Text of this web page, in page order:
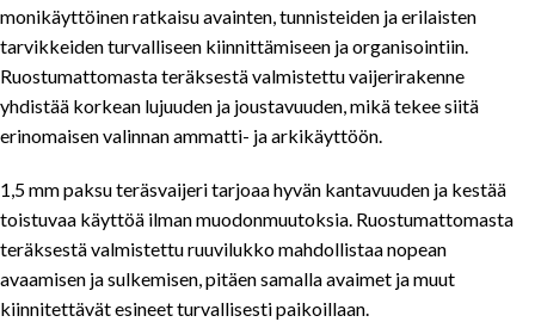
monikäyttöinen ratkaisu avainten, tunnisteiden ja erilaisten
tarvikkeiden turvalliseen kiinnittämiseen ja organisointiin.
Ruostumattomasta teräksestä valmistettu vaijerirakenne
yhdistää korkean lujuuden ja joustavuuden, mikä tekee siitä
erinomaisen valinnan ammatti- ja arkikäyttöön.
1,5 mm paksu teräsvaijeri tarjoaa hyvän kantavuuden ja kestää
toistuvaa käyttöä ilman muodonmuutoksia. Ruostumattomasta
teräksestä valmistettu ruuvilukko mahdollistaa nopean
avaamisen ja sulkemisen, pitäen samalla avaimet ja muut
kiinnitettävät esineet turvallisesti paikoillaan.